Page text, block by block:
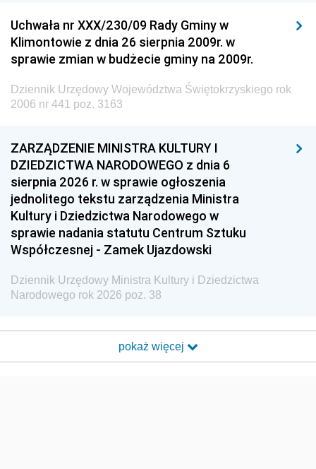
Uchwała nr XXX/230/09 Rady Gminy w
Klimontowie z dnia 26 sierpnia 2009r. w
sprawie zmian w budżecie gminy na 2009r.
Dziennik Urzędowy Województwa Świętokrzyskiego rok
2006 nr 441 poz. 3163
ZARZĄDZENIE MINISTRA KULTURY I
DZIEDZICTWA NARODOWEGO z dnia 6
sierpnia 2026 r. w sprawie ogłoszenia
jednolitego tekstu zarządzenia Ministra
Kultury i Dziedzictwa Narodowego w
sprawie nadania statutu Centrum Sztuku
Współczesnej - Zamek Ujazdowski
Dziennik Urzędowy Ministra Kultury i Dziedzictwa
Narodowego rok 2026 poz. 38
pokaż więcej